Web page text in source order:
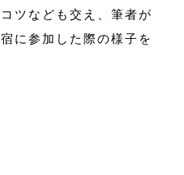
ツなども交え、筆者が
に参加した際の様子を